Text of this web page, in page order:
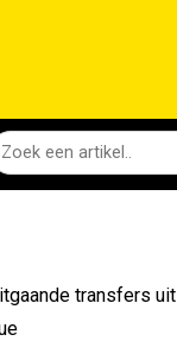
transfers uit